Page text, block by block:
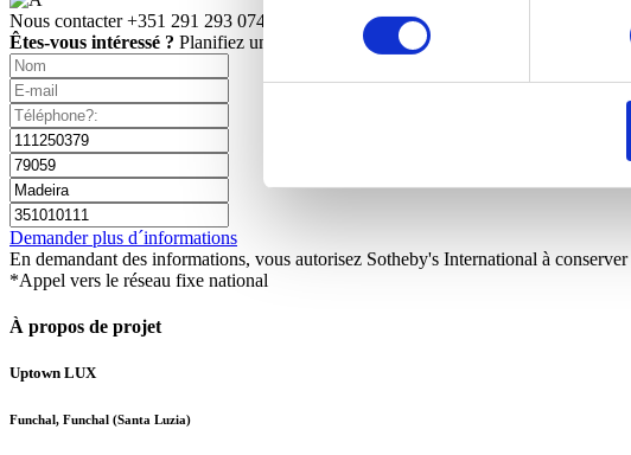
Nous contacter +351 291 293 074*
Êtes-vous intéressé ? Planifiez une visite ou demandez plus d’informations.
Demander plus d´informations
En demandant des informations, vous autorisez Sotheby's International à
*Appel vers le réseau fixe national
À propos de projet
Uptown LUX
Funchal, Funchal (Santa Luzia)